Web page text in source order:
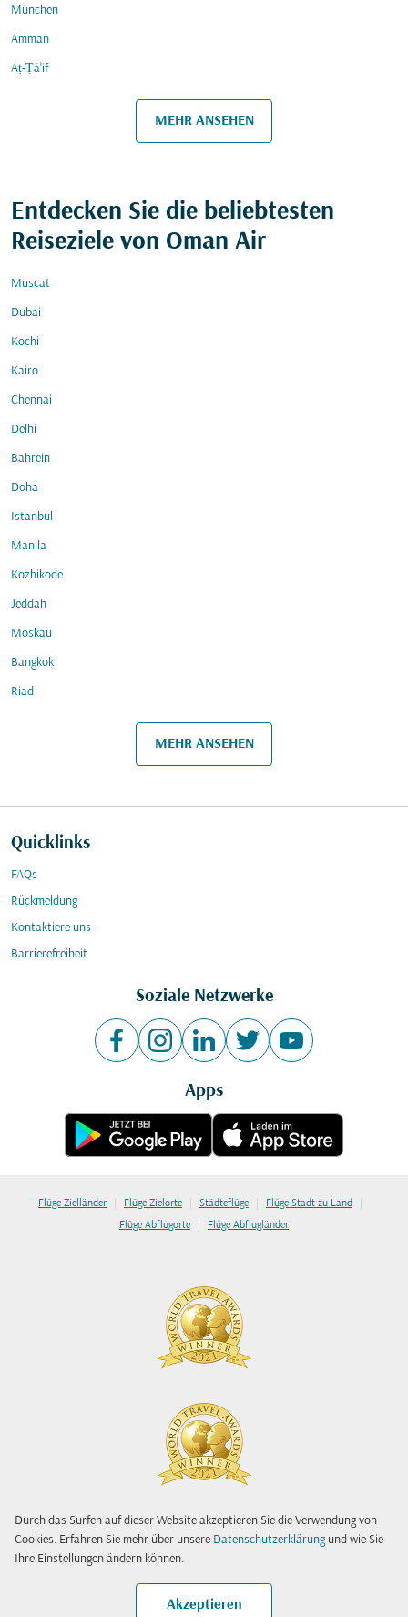
Durch das Surfen auf dieser Website akzeptieren Sie die Verwendung von
Cookies. Erfahren Sie mehr über unsere Datenschutzerklärung und wie Sie
Ihre Einstellungen ändern können.
Akzeptieren
München
Amman
Aṭ-Ṭā'if
MEHR ANSEHEN
Entdecken Sie die beliebtesten
Reiseziele von Oman Air
Muscat
Dubai
Kochi
Kairo
Chennai
Delhi
Bahrein
Doha
Istanbul
Manila
Kozhikode
Jeddah
Moskau
Bangkok
Riad
MEHR ANSEHEN
Quicklinks
FAQs
Rückmeldung
Kontaktiere uns
Barrierefreiheit
Soziale Netzwerke
Apps
Flüge Zielländer | Flüge Zielorte | Städteflüge | Flüge Stadt zu Land |
Flüge Abflugorte | Flüge Abflugländer